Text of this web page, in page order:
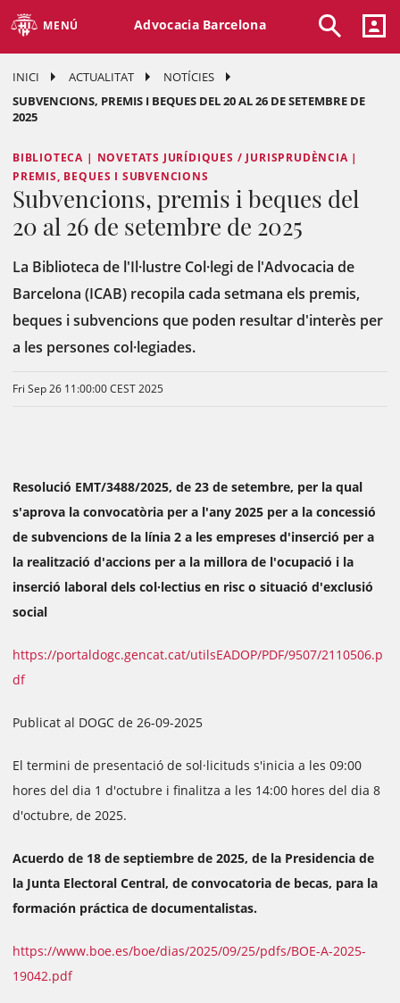
MENÚ Advocacia Barcelona
INICI ACTUALITAT
NOTÍCIES
SUBVENCIONS, PREMIS I BEQUES DEL 20 AL 26 DE SETEMBRE DE
2025
BIBLIOTECA | NOVETATS JURÍDIQUES / JURISPRUDÈNCIA |
PREMIS, BEQUES I SUBVENCIONS
Subvencions, premis i beques del
20 al 26 de setembre de 2025
La Biblioteca de l'Il·lustre Col·legi de l'Advocacia de
Barcelona (ICAB) recopila cada setmana els premis,
beques i subvencions que poden resultar d'interès per
a les persones col·legiades.
Fri Sep 26 11:00:00 CEST 2025
Resolució EMT/3488/2025, de 23 de setembre, per la qual
s'aprova la convocatòria per a l'any 2025 per a la concessió
de subvencions de la línia 2 a les empreses d'inserció per a
la realització d'accions per a la millora de l'ocupació i la
inserció laboral dels col·lectius en risc o situació d'exclusió
social
https://portaldogc.gencat.cat/utilsEADOP/PDF/9507/2110506.p
df
Publicat al DOGC de 26-09-2025
El termini de presentació de sol·licituds s'inicia a les 09:00
hores del dia 1 d'octubre i finalitza a les 14:00 hores del dia 8
d'octubre, de 2025.
Acuerdo de 18 de septiembre de 2025, de la Presidencia de
la Junta Electoral Central, de convocatoria de becas, para la
formación práctica de documentalistas.
https://www.boe.es/boe/dias/2025/09/25/pdfs/BOE-A-2025-
19042.pdf